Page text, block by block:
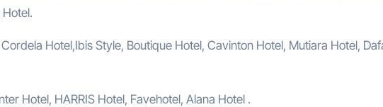
Hotel,Ibis Style, Boutique Hotel, Cavinton Hotel, Mutiara Hotel,
Hotel, HARRIS Hotel, Favehotel, Alana Hotel .